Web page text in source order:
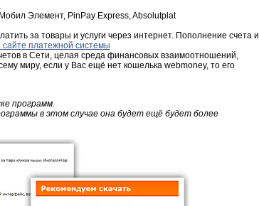
Элемент, PinPay Express, Absolutplat
за товары и услуги через интернет. Пополнение счета и
сайте платежной системы
в Сети, целая среда финансовых взаимоотношений,
миру, если у Вас ещё нет кошелька webmoney, то его
программ.
в этом случае она будет ещё будет более